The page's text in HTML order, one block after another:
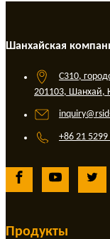
Шанхайская
C310,
201103, Шанхай,
+86 21 5299
Продукты